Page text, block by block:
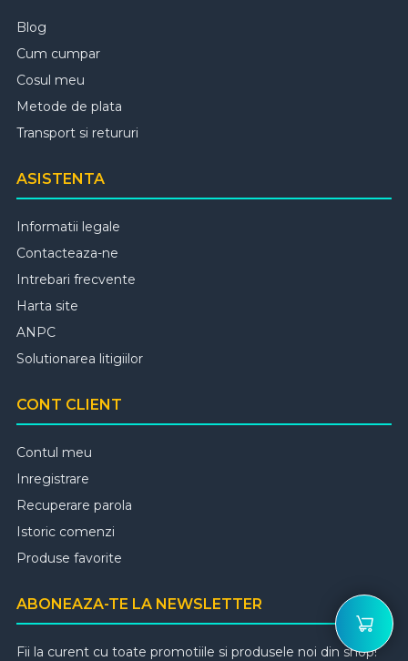
Blog
Cum cumpar
Cosul meu
Metode de plata
Transport si retururi
ASISTENTA
Informatii legale
Contacteaza-ne
Intrebari frecvente
Harta site
ANPC
Solutionarea litigiilor
CONT CLIENT
Contul meu
Inregistrare
Recuperare parola
Istoric comenzi
Produse favorite
ABONEAZA-TE LA NEWSLETTER
Fii la curent cu toate promotiile si produsele noi din shop!